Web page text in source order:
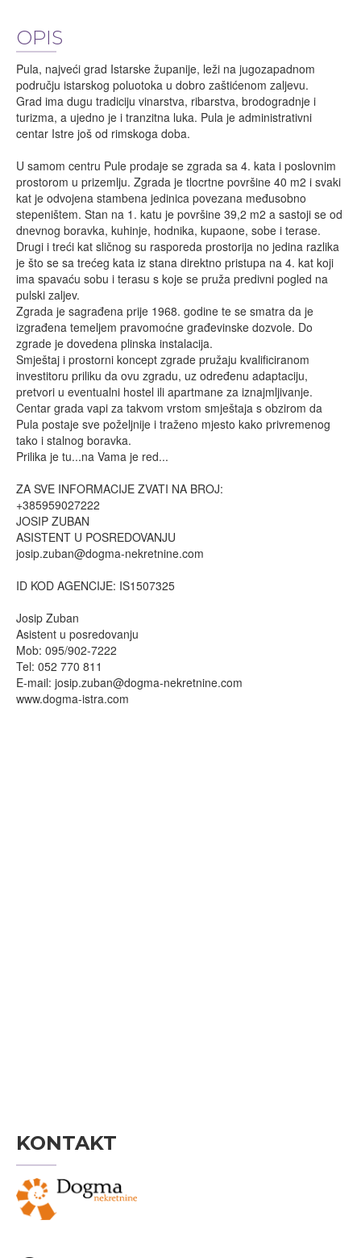
OPIS
Pula, najveći grad Istarske županije, leži na jugozapadnom
području istarskog poluotoka u dobro zaštićenom zaljevu.
Grad ima dugu tradiciju vinarstva, ribarstva, brodogradnje i
turizma, a ujedno je i tranzitna luka. Pula je administrativni
centar Istre još od rimskoga doba.
U samom centru Pule prodaje se zgrada sa 4. kata i poslovnim
prostorom u prizemlju. Zgrada je tlocrtne površine 40 m2 i svaki
kat je odvojena stambena jedinica povezana međusobno
stepeništem. Stan na 1. katu je površine 39,2 m2 a sastoji se od
dnevnog boravka, kuhinje, hodnika, kupaone, sobe i terase.
Drugi i treći kat sličnog su rasporeda prostorija no jedina razlika
je što se sa trećeg kata iz stana direktno pristupa na 4. kat koji
ima spavaću sobu i terasu s koje se pruža predivni pogled na
pulski zaljev.
Zgrada je sagrađena prije 1968. godine te se smatra da je
izgrađena temeljem pravomoćne građevinske dozvole. Do
zgrade je dovedena plinska instalacija.
Smještaj i prostorni koncept zgrade pružaju kvalificiranom
investitoru priliku da ovu zgradu, uz određenu adaptaciju,
pretvori u eventualni hostel ili apartmane za iznajmljivanje.
Centar grada vapi za takvom vrstom smještaja s obzirom da
Pula postaje sve poželjnije i traženo mjesto kako privremenog
tako i stalnog boravka.
Prilika je tu...na Vama je red...
ZA SVE INFORMACIJE ZVATI NA BROJ:
+385959027222
JOSIP ZUBAN
ASISTENT U POSREDOVANJU
josip.zuban@dogma-nekretnine.com
ID KOD AGENCIJE: IS1507325
Josip Zuban
Asistent u posredovanju
Mob: 095/902-7222
Tel: 052 770 811
E-mail: josip.zuban@dogma-nekretnine.com
www.dogma-istra.com
KONTAKT